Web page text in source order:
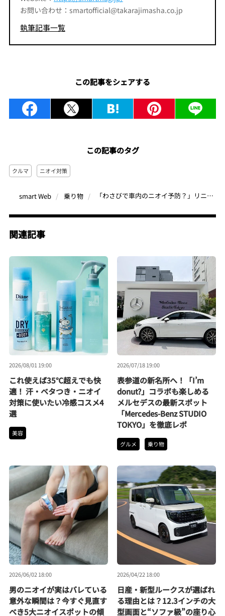
お問い合わせ：smartofficial@takarajimasha.co.jp
執筆記事一覧
この記事をシェアする
この記事のタグ
クルマ ニオイ対策
smart Web 乗り物 「わさびで車内のニオイ予防？」リニューアルした自動車用の抗菌・防臭剤 『わさび De 快適空間』がすごいらしい
関連記事
2026/08/01 19:00
これ使えば35℃超えでも快
適！ 汗・ベタつき・ニオイ
対策に使いたい冷感コスメ4
選
美容
2026/07/18 19:00
表参道の新名所へ！「I’m
donut?」コラボも楽しめる
メルセデスの最新スポット
「Mercedes-Benz STUDIO
TOKYO」を徹底レポ
グルメ 乗り物
2026/06/02 18:00
男のニオイが実はバレている
意外な瞬間は？今すぐ見直す
べき5大ニオイスポットの傾
2026/04/22 18:00
日産・新型ルークスが選ばれ
る理由とは？12.3インチの大
型画面と“ソファ級”の座り心